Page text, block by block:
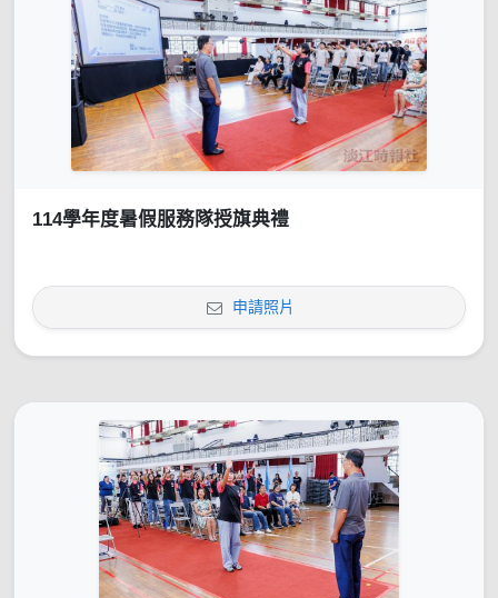
114學年度暑假服務隊授旗典禮
申請照片